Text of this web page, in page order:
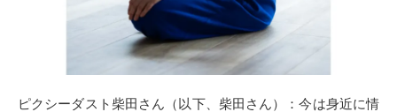
ピクシーダスト柴田さん（以下、柴田さん）：今は身近に情